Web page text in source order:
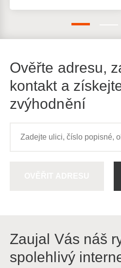
Ověřte adresu,
kontakt a
zvýhodnění
Zaujal Vás náš
spolehlivý